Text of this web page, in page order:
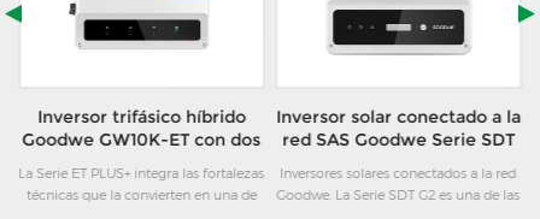
Inversor trifásico híbrido
Goodwe GW10K-ET con dos
La Serie ET PLUS+ integra las fortalezas
técnicas que la convierten en una de
Inversor solar conectado a la
red SAS Goodwe Serie SDT
Inversores solares conectados a la red
Goodwe. La Serie SDT G2 es una de las